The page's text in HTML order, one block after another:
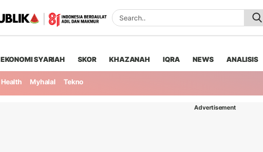
EKONOMI SYARIAH SKOR KHAZANAH IQRA NEWS ANALISIS
Health Myhalal Tekno
Advertisement